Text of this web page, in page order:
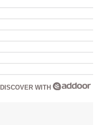
DISCOVER WITH